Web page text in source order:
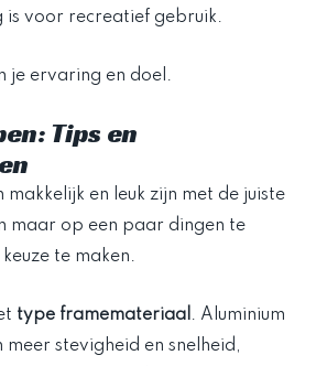
is voor recreatief gebruik.
je ervaring en doel.
Tips en
makkelijk en leuk zijn met de juiste
maar op een paar dingen te
te maken.
type framemateriaal . Aluminium
meer stevigheid en snelheid,